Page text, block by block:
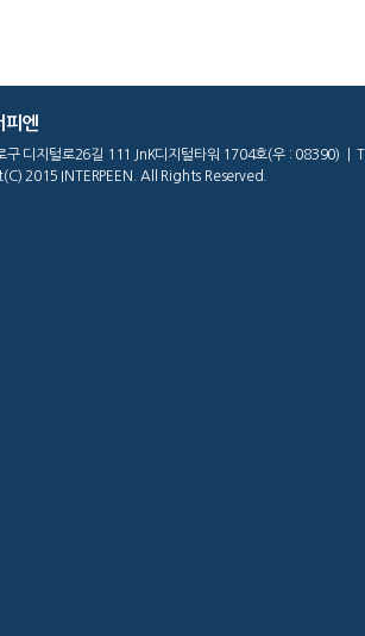
피엔
구 디지털로26길 111 JnK디지털타워 1704호(우 :
2015 INTERPEEN. All Rights Reserved.